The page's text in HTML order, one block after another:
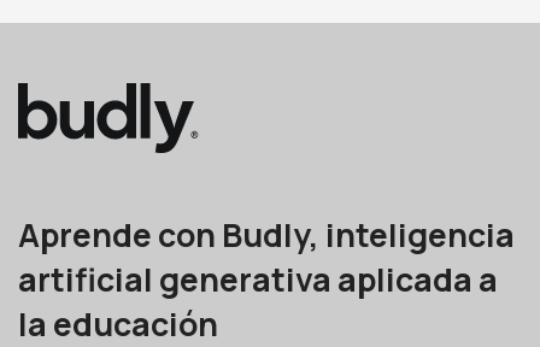
Aprende con Budly, inteligencia
artificial generativa aplicada a
la educación